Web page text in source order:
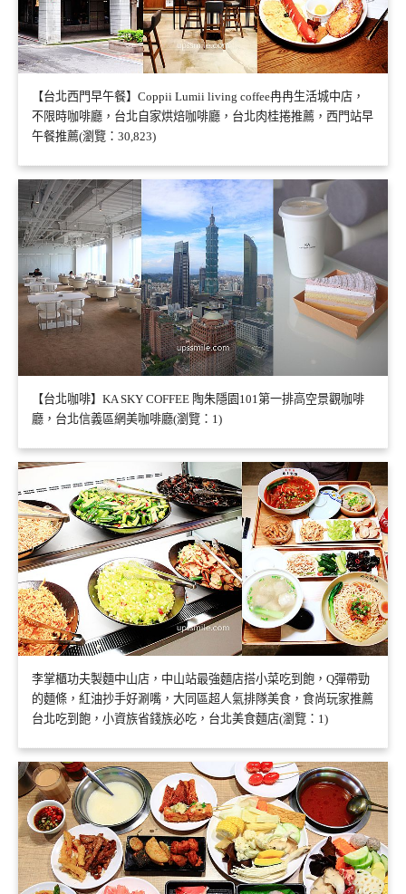
【台北西門早午餐】Coppii Lumii living coffee冉冉生活城中店，
不限時咖啡廳，台北自家烘焙咖啡廳，台北肉桂捲推薦，西門站早
午餐推薦(瀏覽：30,823)
【台北咖啡】KA SKY COFFEE 陶朱隱園101第一排高空景觀咖啡
廳，台北信義區網美咖啡廳(瀏覽：1)
李掌櫃功夫製麵中山店，中山站最強麵店搭小菜吃到飽，Q彈帶勁
的麵條，紅油抄手好涮嘴，大同區超人氣排隊美食，食尚玩家推薦
台北吃到飽，小資族省錢族必吃，台北美食麵店(瀏覽：1)